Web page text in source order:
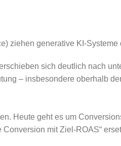
ziehen generative KI-
sich deutlich nach
– insbesondere oberhalb
Heute geht es um
mit Ziel-ROAS“